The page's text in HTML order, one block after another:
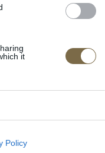
it
Policy